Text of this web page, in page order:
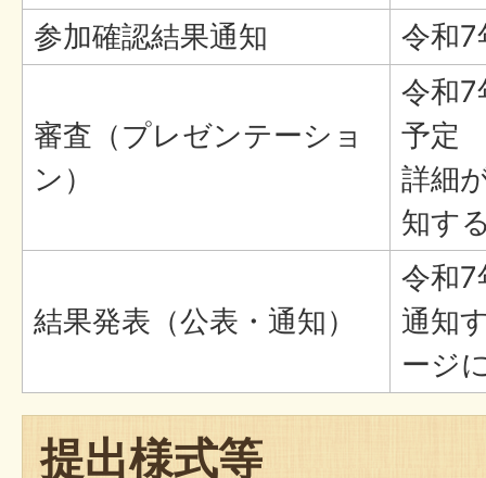
参加確認結果通知
令和7
審査（プレゼンテーショ
ン）
令和7
予定
詳細
知す
結果発表（公表・通知）
令和7
通知
ージ
提出様式等